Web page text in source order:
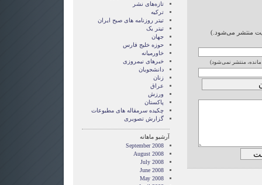
منتشر می‌شود.)
مانده، منتشر نمی‌شود)
تازه‌های نشر
ترکیه
تیتر روزنامه های صبح ایران
تیتر یک
جهان
حوزه خلیج فارس
خاورمیانه
خبرهای نیمروزی
دانشجویان
زنان
عراق
ورزش
پاکستان
چکیده سرمقاله های مطبوعات
گزارش تصويری
آرشیو ماهانه
September 2008
August 2008
July 2008
June 2008
May 2008